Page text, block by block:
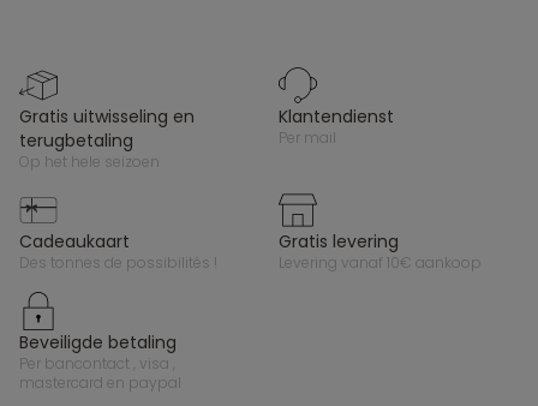
gratis uitwisseling en
terugbetaling
op het hele seizoen
klantendienst
per mail
cadeaukaart
des tonnes de possibilités !
gratis levering
levering vanaf 10€ aankoop
beveiligde betaling
per bancontact , visa ,
mastercard en paypal